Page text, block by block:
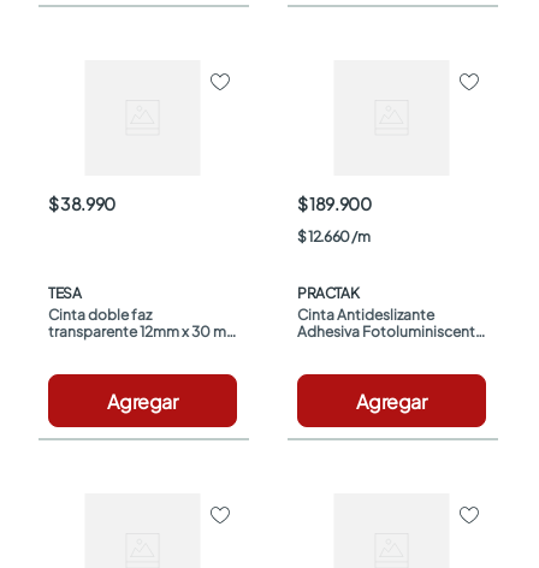
$ 38.990
TESA
Cinta doble faz
transparente 12mm x 30 m
Agregar
$ 189.900
$12.660/m
PRACTAK
Cinta Antideslizante
Adhesiva Fotoluminiscente
Agregar